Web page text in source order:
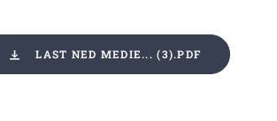
LAST NED MEDIE... (3).PDF